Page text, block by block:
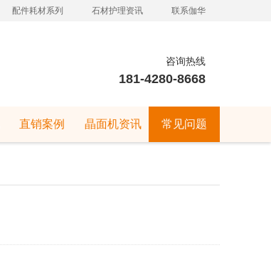
配件耗材系列 石材护理资讯 联系伽华
咨询热线
181-4280-8668
直销案例 晶面机资讯 常见问题